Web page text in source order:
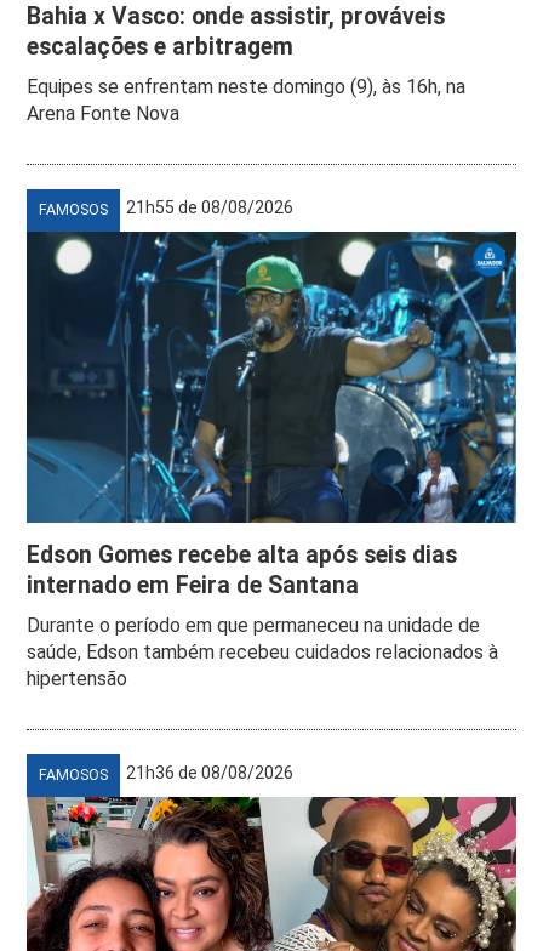
Bahia x Vasco: onde assistir, prováveis
escalações e arbitragem
Equipes se enfrentam neste domingo (9), às 16h, na
Arena Fonte Nova
FAMOSOS 21h55 de 08/08/2026
Edson Gomes recebe alta após seis dias
internado em Feira de Santana
Durante o período em que permaneceu na unidade de
saúde, Edson também recebeu cuidados relacionados à
hipertensão
FAMOSOS 21h36 de 08/08/2026